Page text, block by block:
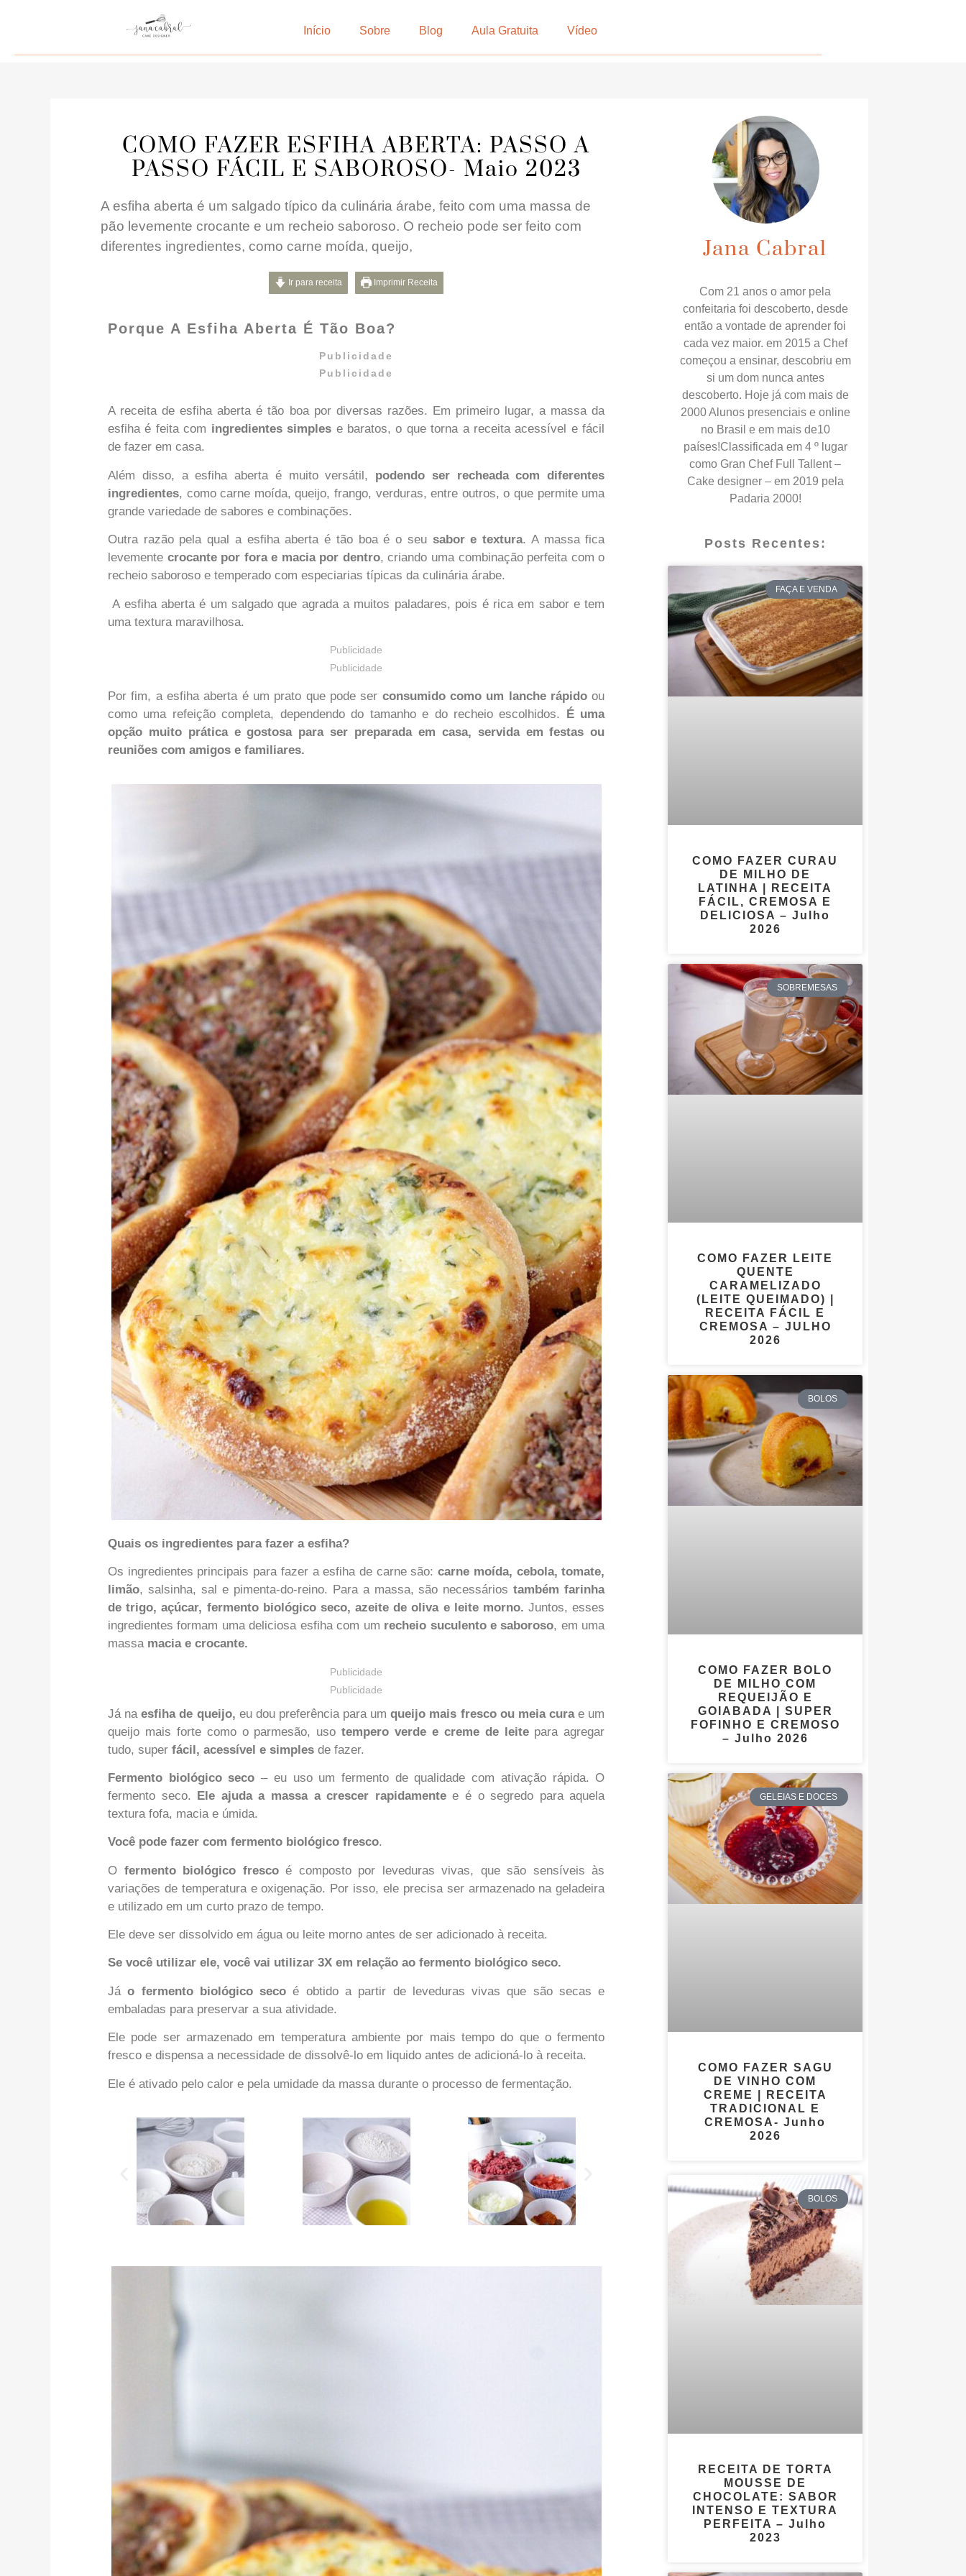
Início Sobre Blog Aula Gratuita Vídeo
COMO FAZER ESFIHA ABERTA: PASSO A
PASSO FÁCIL E SABOROSO- Maio 2023
A esfiha aberta é um salgado típico da culinária árabe, feito com uma massa de
pão levemente crocante e um recheio saboroso. O recheio pode ser feito com
diferentes ingredientes, como carne moída, queijo,
Ir para receita Imprimir Receita
Porque A Esfiha Aberta É Tão Boa?
Publicidade
Publicidade
A receita de esfiha aberta é tão boa por diversas razões. Em primeiro lugar, a massa da
esfiha é feita com ingredientes simples e baratos, o que torna a receita acessível e fácil
de fazer em casa.
Além disso, a esfiha aberta é muito versátil, podendo ser recheada com diferentes
ingredientes, como carne moída, queijo, frango, verduras, entre outros, o que permite uma
grande variedade de sabores e combinações.
Outra razão pela qual a esfiha aberta é tão boa é o seu sabor e textura. A massa fica
levemente crocante por fora e macia por dentro, criando uma combinação perfeita com o
recheio saboroso e temperado com especiarias típicas da culinária árabe.
A esfiha aberta é um salgado que agrada a muitos paladares, pois é rica em sabor e tem
uma textura maravilhosa.
Publicidade
Publicidade
Por fim, a esfiha aberta é um prato que pode ser consumido como um lanche rápidoou
como uma refeição completa, dependendo do tamanho e do recheio escolhidos.
É uma
opção muito prática e gostosa para ser preparada em casa, servida em festas ou
reuniões com amigos e familiares.
Quais os ingredientes para fazer a esfiha?
Os ingredientes principais para fazer a esfiha de carne são:carne moída, cebola, tomate,
limão, salsinha, sal e pimenta-do-reino. Para a massa, são necessáriostambém farinha
de trigo, açúcar, fermento biológico seco, azeite de oliva e leite morno. Juntos, esses
ingredientes formam uma deliciosa esfiha com um recheio suculento e saboroso, em uma
massa macia e crocante.
Publicidade
Publicidade
Já naesfiha de queijo, eu dou preferência para umqueijo mais fresco ou meia curae um
queijo mais forte como o parmesão, usotempero verde e creme de leitepara agregar
tudo, super fácil, acessível e simples de fazer.
Fermento biológico seco – eu uso um fermento de qualidade com ativação rápida. O
fermento seco. Ele ajuda a massa a crescer rapidamentee é o segredo para aquela
textura fofa, macia e úmida.
Você pode fazer com fermento biológico fresco.
O fermento biológico frescoé composto por leveduras vivas, que são sensíveis às
variações de temperatura e oxigenação. Por isso, ele precisa ser armazenado na geladeira
e utilizado em um curto prazo de tempo.
Ele deve ser dissolvido em água ou leite morno antes de ser adicionado à receita.
Se você utilizar ele, você vai utilizar 3X em relação ao fermento biológico seco.
Jáo fermento biológico seco é obtido a partir de leveduras vivas que são secas e
embaladas para preservar a sua atividade.
Ele pode ser armazenado em temperatura ambiente por mais tempo do que o fermento
fresco e dispensa a necessidade de dissolvê-lo em liquido antes de adicioná-lo à receita.
Ele é ativado pelo calor e pela umidade da massa durante o processo de fermentação.
Jana Cabral
Com 21 anos o amor pela
confeitaria foi descoberto, desde
então a vontade de aprender foi
cada vez maior. em 2015 a Chef
começou a ensinar, descobriu em
si um dom nunca antes
descoberto. Hoje já com mais de
2000 Alunos presenciais e online
no Brasil e em mais de10
países!Classificada em 4 º lugar
como Gran Chef Full Tallent –
Cake designer – em 2019 pela
Padaria 2000!
Posts Recentes:
FAÇA E VENDA
COMO FAZER CURAU
DE MILHO DE
LATINHA | RECEITA
FÁCIL, CREMOSA E
DELICIOSA – Julho
2026
SOBREMESAS
COMO FAZER LEITE
QUENTE
CARAMELIZADO
(LEITE QUEIMADO) |
RECEITA FÁCIL E
CREMOSA – JULHO
2026
BOLOS
COMO FAZER BOLO
DE MILHO COM
REQUEIJÃO E
GOIABADA | SUPER
FOFINHO E CREMOSO
– Julho 2026
GELEIAS E DOCES
COMO FAZER SAGU
DE VINHO COM
CREME | RECEITA
TRADICIONAL E
CREMOSA- Junho
2026
BOLOS
RECEITA DE TORTA
MOUSSE DE
CHOCOLATE: SABOR
INTENSO E TEXTURA
PERFEITA – Julho
2023